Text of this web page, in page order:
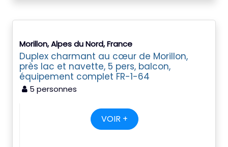
Morillon, Alpes du Nord, France
Duplex charmant au cœur de Morillon,
près lac et navette, 5 pers, balcon,
équipement complet FR-1-64
5 personnes
VOIR +